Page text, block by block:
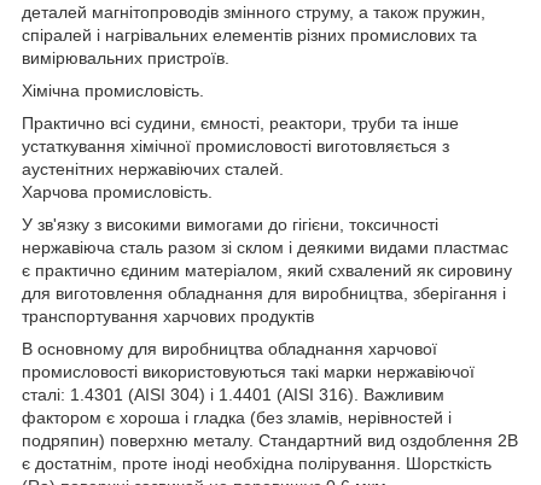
деталей магнітопроводів змінного струму, а також пружин,
спіралей і нагрівальних елементів різних промислових та
вимірювальних пристроїв.
Хімічна промисловість.
Практично всі судини, ємності, реактори, труби та інше
устаткування хімічної промисловості виготовляється з
аустенітних нержавіючих сталей.
Харчова промисловість.
У зв'язку з високими вимогами до гігієни, токсичності
нержавіюча сталь разом зі склом і деякими видами пластмас
є практично єдиним матеріалом, який схвалений як сировину
для виготовлення обладнання для виробництва, зберігання і
транспортування харчових продуктів
В основному для виробництва обладнання харчової
промисловості використовуються такі марки нержавіючої
сталі: 1.4301 (AISI 304) і 1.4401 (AISI 316). Важливим
фактором є хороша і гладка (без зламів, нерівностей і
подряпин) поверхню металу. Стандартний вид оздоблення 2B
є достатнім, проте іноді необхідна полірування. Шорсткість